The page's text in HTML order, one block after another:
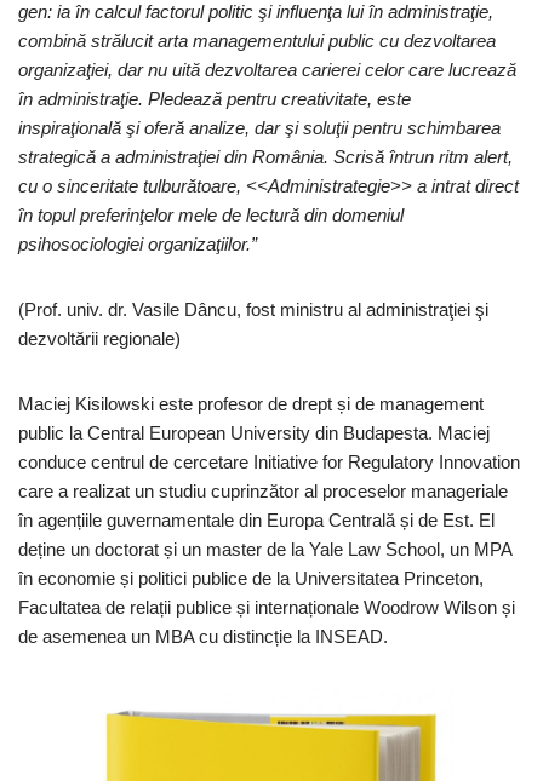
gen: ia în calcul factorul politic şi influenţa lui în administraţie,
combină strălucit arta managementului public cu dezvoltarea
organizaţiei, dar nu uită dezvoltarea carierei celor care lucrează
în administraţie. Pledează pentru creativitate, este
inspiraţională şi oferă analize, dar şi soluţii pentru schimbarea
strategică a administraţiei din România. Scrisă într­un ritm alert,
cu o sinceritate tulburătoare, <<Administrategie>> a intrat direct
în topul preferinţelor mele de lectură din domeniul
psihosociologiei organizaţiilor.”
(Prof. univ. dr. Vasile Dâncu, fost ministru al administraţiei şi
dezvoltării regionale)
Maciej Kisilowski este profesor de drept și de management
public la Central European University din Budapesta. Maciej
conduce centrul de cercetare Initiative for Regulatory Innovation
care a realizat un studiu cuprinzător al proceselor manageriale
în agențiile guvernamentale din Europa Centrală și de Est. El
deține un doctorat și un master de la Yale Law School, un MPA
în economie și politici publice de la Universitatea Princeton,
Facultatea de relații publice și internaționale Woodrow Wilson și
de asemenea un MBA cu distincție la INSEAD.